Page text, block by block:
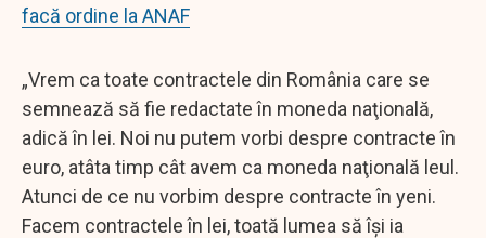
facă ordine la ANAF
„Vrem ca toate contractele din România care se
semnează să fie redactate în moneda naţională,
adică în lei. Noi nu putem vorbi despre contracte în
euro, atâta timp cât avem ca moneda naţională leul.
Atunci de ce nu vorbim despre contracte în yeni.
Facem contractele în lei, toată lumea să îşi ia